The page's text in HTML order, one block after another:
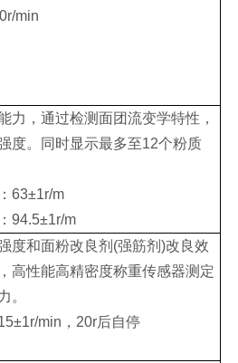
min
力，通过检测面团流变学特性，
度。同时显示最多至12个粉质
63±1r/m
94.5±1r/m
度和面粉改良剂(强筋剂)改良效
高性能高精密度称重传感器测定
。
min，20r后自停